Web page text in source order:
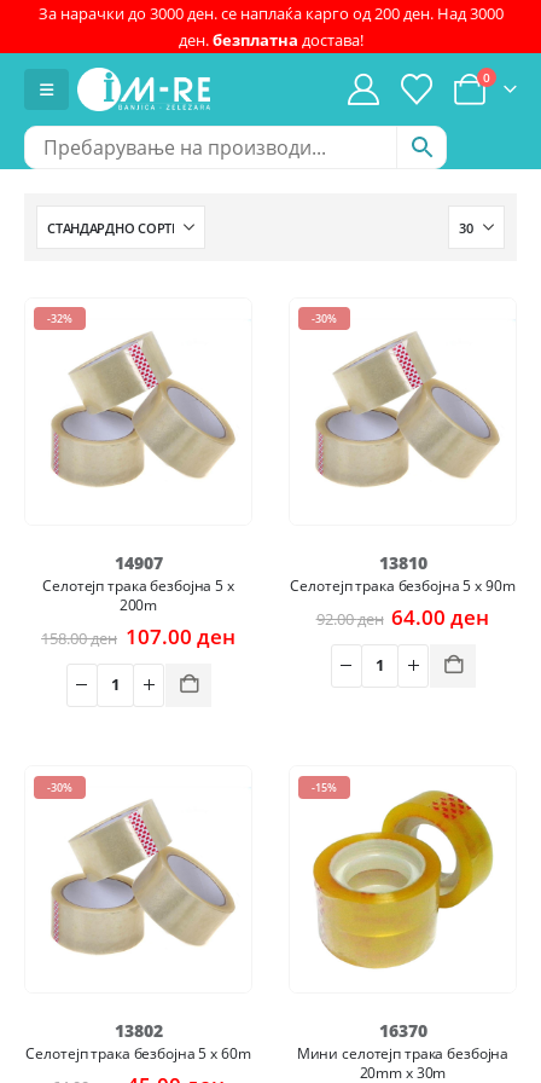
За нарачки до 3000 ден. се наплаќа карго од 200 ден. Над 3000
ден.безплатна достава!
0
-32%
14907
Селотејп трака безбојна 5 x
200m
158.00ден Original
was:
158.00 ден.
107.00 денCurrent
107.00 ден.
-30%
13810
Селотејп трака безбојна 5 x 90m
92.00ден Original
was:
92.00 ден.
64.00ден
-30%
13802
Селотејп трака безбојна 5 x 60m
-15%
16370
Мини селотејп трака безбојна
20mm x 30m